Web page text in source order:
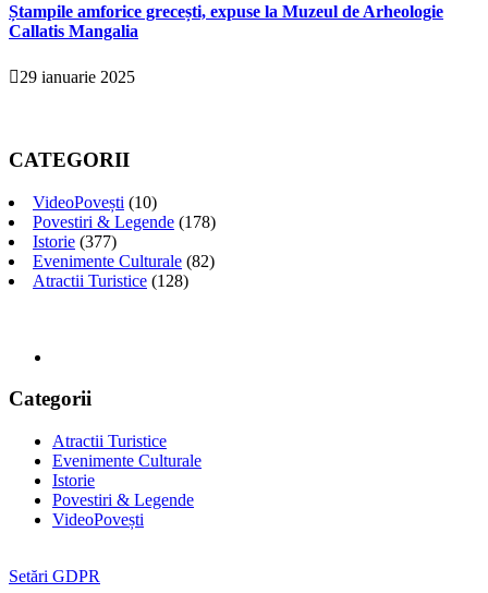
Ștampile amforice grecești, expuse la Muzeul de Arheologie
Callatis Mangalia
29 ianuarie 2025
CATEGORII
VideoPovești (10)
Povestiri & Legende (178)
Istorie (377)
Evenimente Culturale (82)
Atractii Turistice (128)
Categorii
Atractii Turistice
Evenimente Culturale
Istorie
Povestiri & Legende
VideoPovești
Setări GDPR